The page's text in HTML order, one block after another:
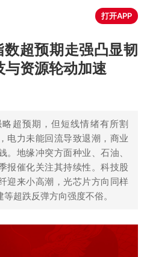
打开APP
数超预期走强凸显韧
与资源轮动加速
超预期，但短线情绪有所割
电力未能回流导致退潮，商业
。地缘冲突方面种业、石油、
报催化关注其持续性。科技股
迎来小高潮，光芯片方向同样
超跌反弹方向强度不俗。